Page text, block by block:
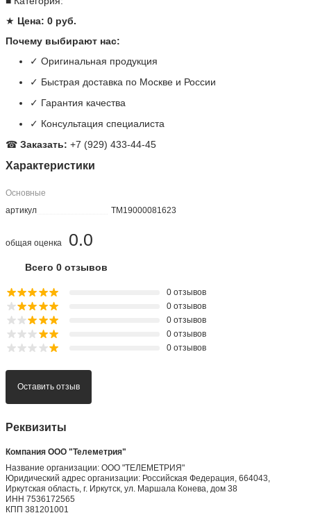
★ Цена: 0 руб.
Почему выбирают нас:
✓ Оригинальная продукция
✓ Быстрая доставка по Москве и России
✓ Гарантия качества
✓ Консультация специалиста
☎Заказать: +7 (929) 433-44-45
Характеристики
Основные
артикул
TM19000081623
0.0
общая оценка
Всего 0 отзывов
0 отзывов
0 отзывов
0 отзывов
0 отзывов
0 отзывов
Оставить отзыв
Реквизиты
Компания ООО "Телеметрия"
Название организации: ООО "ТЕЛЕМЕТРИЯ"
Юридический адрес организации: Российская Федерация, 664043,
Иркутская область, г. Иркутск, ул. Маршала Конева, дом 38
ИНН 7536172565
КПП 381201001